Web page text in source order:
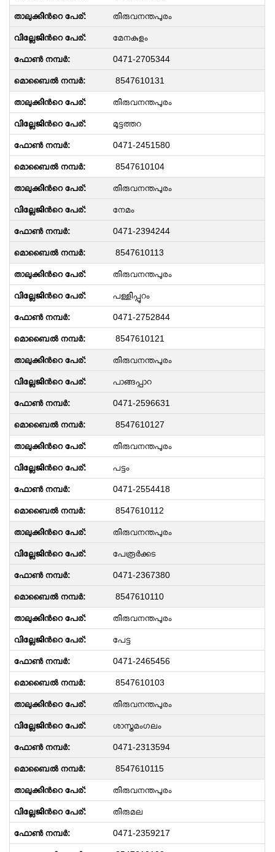
തിരുവനന്തപുരം
മേനകുളം
0471-2705344
8547610131
തിരുവനന്തപുരം
മുട്ടത്തറ
0471-2451580
8547610104
തിരുവനന്തപുരം
നേമം
0471-2394244
8547610113
തിരുവനന്തപുരം
പള്ളിപ്പുറം
0471-2752844
8547610121
തിരുവനന്തപുരം
പാങ്ങപ്പാറ
0471-2596631
8547610127
തിരുവനന്തപുരം
പട്ടം
0471-2554418
8547610112
തിരുവനന്തപുരം
പേരൂർക്കട
0471-2367380
8547610110
തിരുവനന്തപുരം
പേട്ട
0471-2465456
8547610103
തിരുവനന്തപുരം
ശാസ്തമംഗലം
0471-2313594
8547610115
തിരുവനന്തപുരം
തിരുമല
0471-2359217